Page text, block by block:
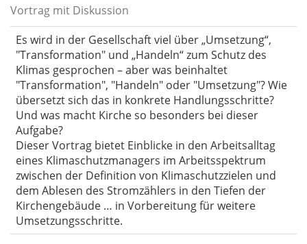
Vortrag mit Diskussion
Es wird in der Gesellschaft viel über „Umsetzung“,
"Transformation" und „Handeln“ zum Schutz des
Klimas gesprochen – aber was beinhaltet
"Transformation", "Handeln" oder "Umsetzung"? Wie
übersetzt sich das in konkrete Handlungsschritte?
Und was macht Kirche so besonders bei dieser
Aufgabe?
Dieser Vortrag bietet Einblicke in den Arbeitsalltag
eines Klimaschutzmanagers im Arbeitsspektrum
zwischen der Definition von Klimaschutzzielen und
dem Ablesen des Stromzählers in den Tiefen der
Kirchengebäude … in Vorbereitung für weitere
Umsetzungsschritte.